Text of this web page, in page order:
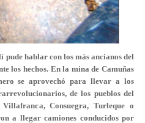
pude hablar con los más ancianos del
los hechos. En la mina de Camuñas
se aprovechó para llevar a los
de los pueblos del
Consuegra, Turleque o
a llegar camiones conducidos por